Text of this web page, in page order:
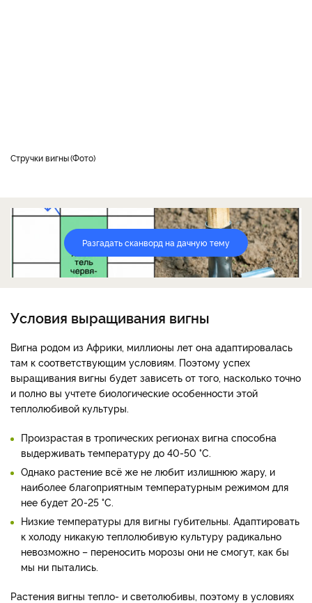
стручки вигны Фото
Разгадать сканворд на дачную тему
Условия выращивания вигны
Вигна родом из Африки, миллионы лет она адаптировалась
там к соответствующим условиям. Поэтому успех
выращивания вигны будет зависеть от того, насколько точно
и полно вы учтете биологические особенности этой
теплолюбивой культуры.
Произрастая в тропических регионах вигна способна
выдерживать температуру до 40-50 °C.
Однако растение всё же не любит излишнюю жару, и
наиболее благоприятным температурным режимом для
нее будет 20-25 °C.
Низкие температуры для вигны губительны. Адаптировать
к холоду никакую теплолюбивую культуру радикально
невозможно – переносить морозы они не смогут, как бы
мы ни пытались.
Растения вигны тепло- и све­толюбивы, поэтому в условиях